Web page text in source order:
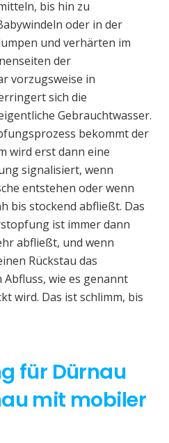
bis hin zu
oder in der
und verhärten im
der
vorzugsweise in
sich die
Gebrauchtwasser.
bekommt der
wird erst dann eine
signalisiert, wenn
entstehen oder wenn
bis stockend abfließt. Das
ist immer dann
abfließt, und wenn
Rückstau das
Abfluss, wie es genannt
wird. Das ist schlimm, bis
für Dürnau
mit mobiler